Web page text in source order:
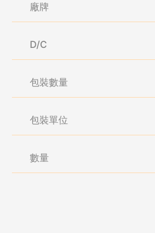
廠牌
D/C
包裝數量
包裝單位
數量